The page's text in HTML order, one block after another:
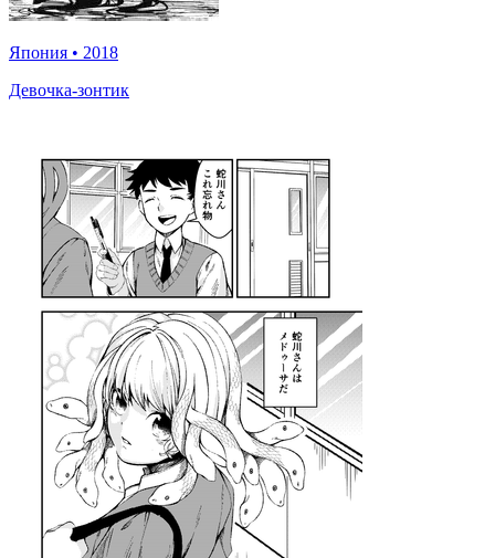
Япония • 2018
Девочка-зонтик